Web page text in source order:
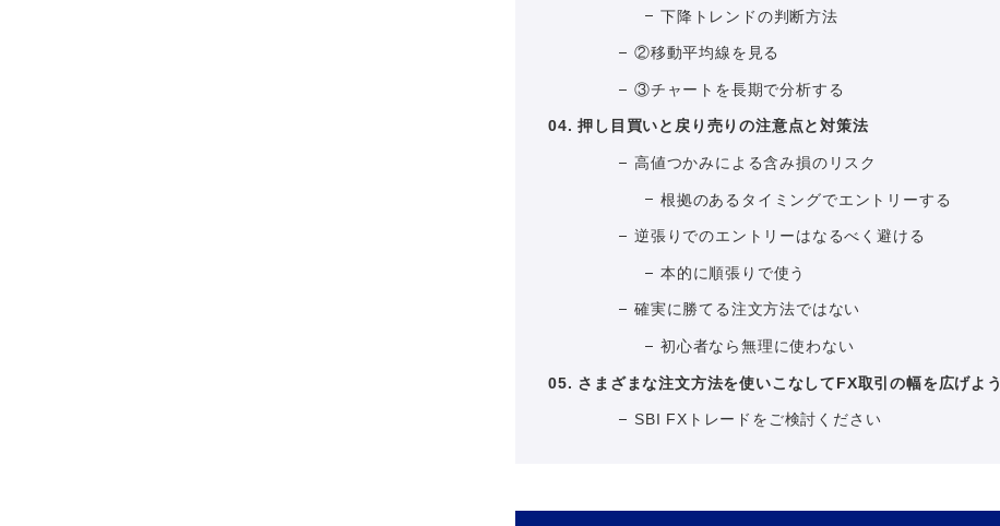
下降トレンドの判断方法
②移動平均線を見る
③チャートを長期で分析する
押し目買いと戻り売りの注意点と対策法
高値つかみによる含み損のリスク
根拠のあるタイミングでエントリーする
逆張りでのエントリーはなるべく避ける
本的に順張りで使う
確実に勝てる注文方法ではない
初心者なら無理に使わない
さまざまな注文方法を使いこなしてFX取引の幅を広げよう
SBI FXトレードをご検討ください